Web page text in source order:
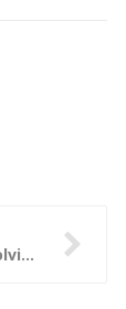
Oito iniciativas de sucesso desenvolvidas pelo MP/MS serão apresentadas em Cuiabá nos dias 04 e 05